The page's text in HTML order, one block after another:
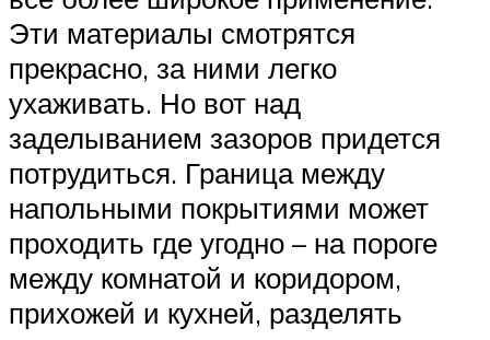
Эти материалы смотрятся
прекрасно, за ними легко
ухаживать. Но вот над
заделыванием зазоров придется
потрудиться. Граница между
напольными покрытиями может
проходить где угодно – на пороге
между комнатой и коридором,
прихожей и кухней, разделять